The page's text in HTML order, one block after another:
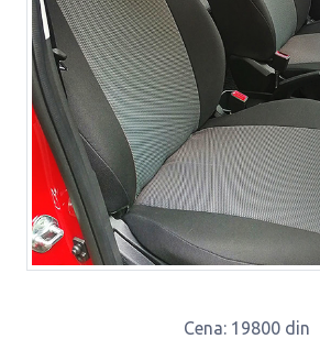
Cena: 19800 din